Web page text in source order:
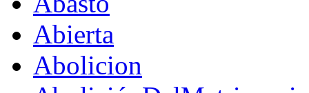
Abierta
Abolicion